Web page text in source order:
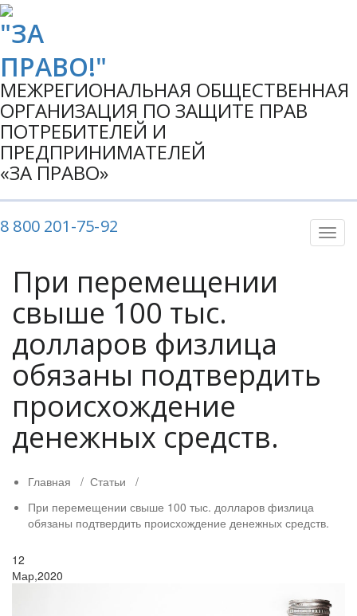
МЕЖРЕГИОНАЛЬНАЯ ОБЩЕСТВЕННАЯ
ОРГАНИЗАЦИЯ ПО ЗАЩИТЕ ПРАВ
ПОТРЕБИТЕЛЕЙ И
ПРЕДПРИНИМАТЕЛЕЙ
«ЗА ПРАВО»
8 800 201-75-92
При перемещении
свыше 100 тыс.
долларов физлица
обязаны подтвердить
происхождение
денежных средств.
Главная / Статьи /
При перемещении свыше 100 тыс. долларов физлица
обязаны подтвердить происхождение денежных средств.
12
Мар,2020